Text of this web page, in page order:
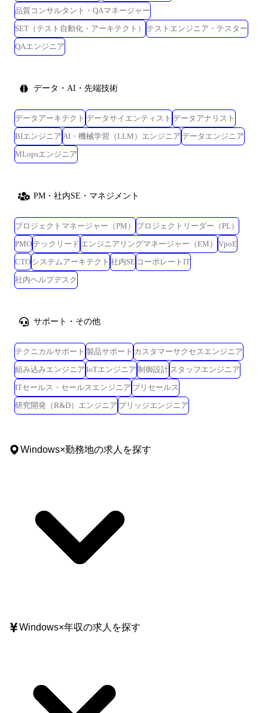
アパスを提供しています。 入社後は、実務経験を積みながら、専門知識
の習得や技術スキルの向上をサポートします。
品質コンサルタント・QAマネージャー
SET（テスト自動化・アーキテクト）
テストエンジニア・テスター
QAエンジニア
データ・AI・先端技術
データアーキテクト データサイエンティスト データアナリスト
BIエンジニア AI・機械学習（LLM）エンジニア データエンジニア
MLopsエンジニア
PM・社内SE・マネジメント
プロジェクトマネージャー（PM）
プロジェクトリーダー（PL）
PMO テックリード エンジニアリングマネージャー（EM）
VpoE
CTO システムアーキテクト 社内SE コーポレートIT
社内ヘルプデスク
サポート・その他
テクニカルサポート 製品サポート カスタマーサクセスエンジニア
組み込みエンジニア IoTエンジニア 制御設計 スタッフエンジニア
ITセールス・セールスエンジニア プリセールス
研究開発（R&D）エンジニア ブリッジエンジニア
Windows×勤務地の求人を探す
Windows×年収の求人を探す